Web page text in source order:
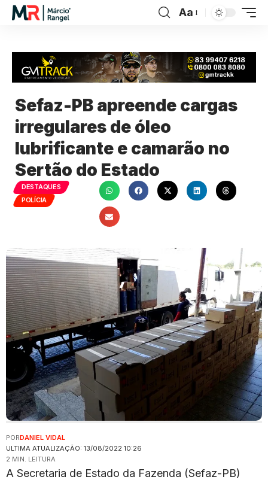
Aa
Sefaz-PB apreende cargas
irregulares de óleo
lubrificante e camarão no
Sertão do Estado
DESTAQUES
POLÍCIA
ULTIMA ATUALIZAÇÃO: 13/08/2022 10:26
PORDANIEL VIDAL
2 MIN. LEITURA
A Secretaria de Estado da Fazenda (Sefaz-PB)